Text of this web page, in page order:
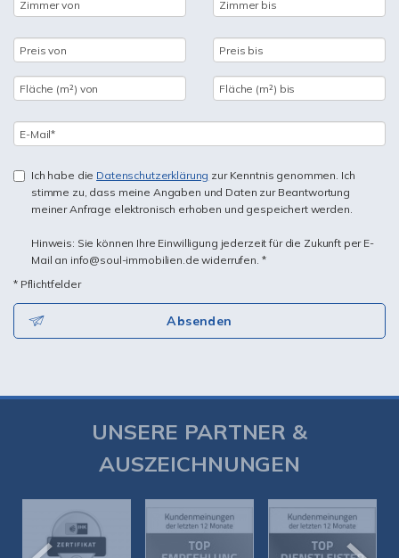
Ich habe die Datenschutzerklärung zur Kenntnis genommen. Ich
stimme zu, dass meine Angaben und Daten zur Beantwortung
meiner Anfrage elektronisch erhoben und gespeichert werden.
Hinweis: Sie können Ihre Einwilligung jederzeit für die Zukunft per E-
Mail an info@soul-immobilien.de widerrufen. *
* Pflichtfelder
Absenden
UNSERE PARTNER &
AUSZEICHNUNGEN